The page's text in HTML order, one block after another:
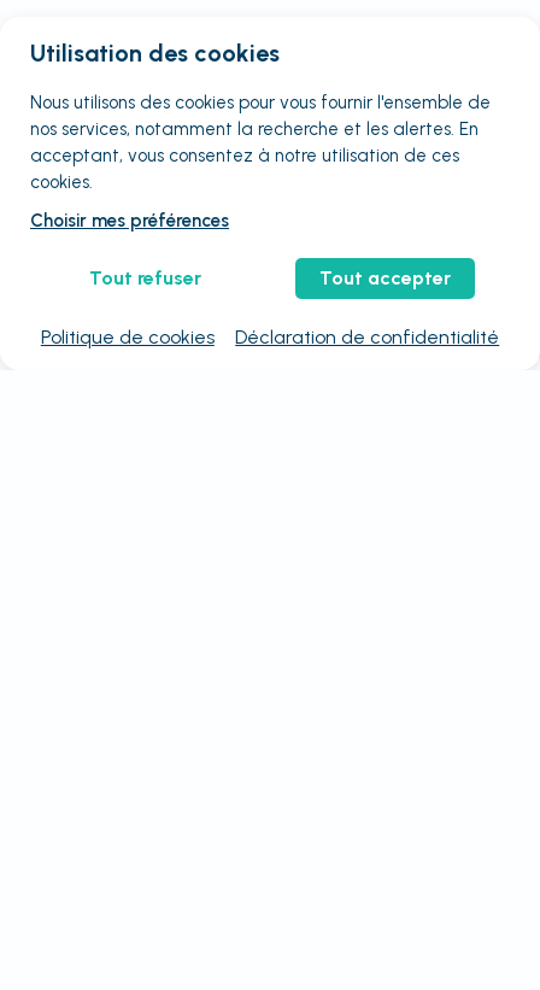
Utilisation des cookies
Nous utilisons des cookies pour vous fournir l'ensemble de
nos services, notamment la recherche et les alertes. En
acceptant, vous consentez à notre utilisation de ces
cookies.
Choisir mes préférences
Tout refuser Tout accepter
Politique de cookies Déclaration de confidentialité